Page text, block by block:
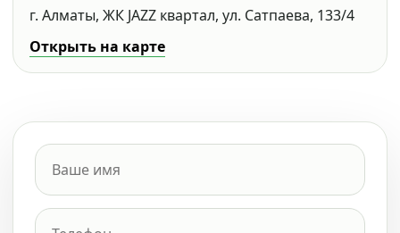
г. Алматы, ЖК JAZZ квартал, ул. Сатпаева, 133/4
Открыть на карте